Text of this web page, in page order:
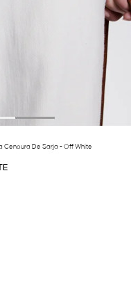
Cenoura De Sarja - Off White